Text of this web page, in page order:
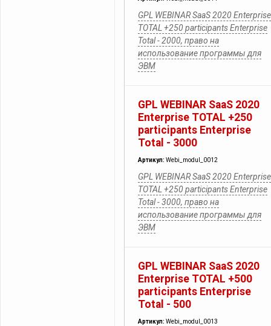
GPL WEBINAR SaaS 2020 Enterprise
TOTAL +250 participants Enterprise
Total - 2000, право на
использование программы для
ЭВМ
GPL WEBINAR SaaS 2020
Enterprise TOTAL +250
participants Enterprise
Total - 3000
Артикул: Webi_modul_0012
GPL WEBINAR SaaS 2020 Enterprise
TOTAL +250 participants Enterprise
Total - 3000, право на
использование программы для
ЭВМ
GPL WEBINAR SaaS 2020
Enterprise TOTAL +500
participants Enterprise
Total - 500
Артикул: Webi_modul_0013